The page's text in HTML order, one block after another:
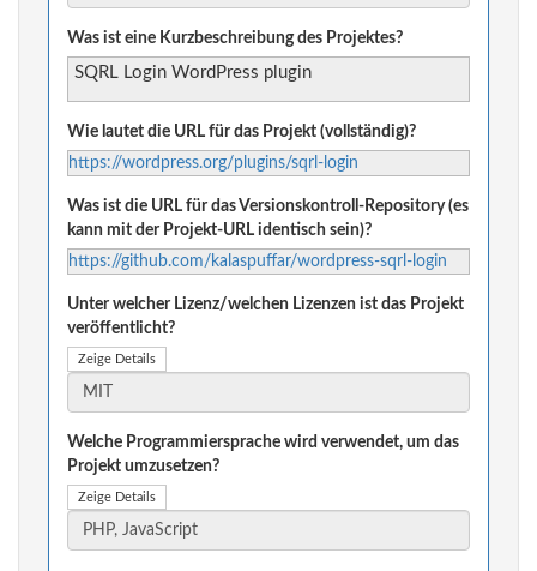
Was ist eine Kurzbeschreibung des Projektes?
SQRL Login WordPress plugin
Wie lautet die URL für das Projekt (vollständig)?
https://wordpress.org/plugins/sqrl-login
Was ist die URL für das Versionskontroll-Repository (es
kann mit der Projekt-URL identisch sein)?
https://github.com/kalaspuffar/wordpress-sqrl-login
Unter welcher Lizenz/welchen Lizenzen ist das Projekt
veröffentlicht?
Zeige Details
Welche Programmiersprache wird verwendet, um das
Projekt umzusetzen?
Zeige Details